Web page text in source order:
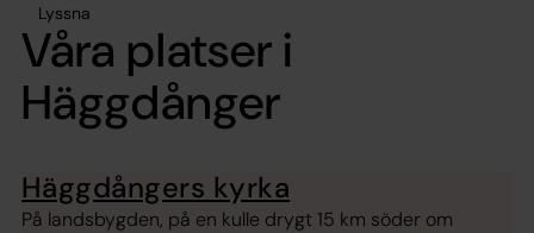
Lyssna
Våra platser i
Häggdånger
Häggdångers kyrka
På landsbygden, på en kulle drygt 15 km söder om